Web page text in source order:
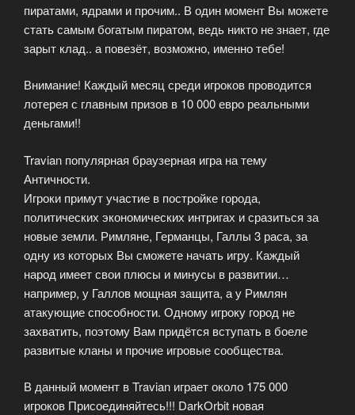
пиратами, ядрами и прочим.. В один момент Вы можете
стать самым богатым пиратом, ведь никто не знает, где
зарыт клад.. а повезёт, возможно, именно тебе!
Внимание! Каждый месяц среди игроков проводится
лотерея с главным призов в 10 000 евро реальными
деньгами!!
Travian популярная браузерная игра на тему
Античности.
Игроки примут участие в постройке города,
политических экономических интригах и сразиться за
новые земли. Римляне, Германцы, Галлы 3 раса, за
одну из которых Вы сможете начать игру. Каждый
народ имеет свои плюсы и минусы в развитии…
например, у Галлов мощная защита, а у Римлян
атакующие способности. Одному игроку город не
захватить, поэтому Вам придётся вступать в боеле
развитые кланы и прочие игровые сообщества.
В данный момент в Travian играет около 175 000
игроков Присоединяйтесь!!! DarkOrbit новая